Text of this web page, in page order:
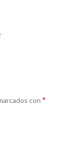
con *